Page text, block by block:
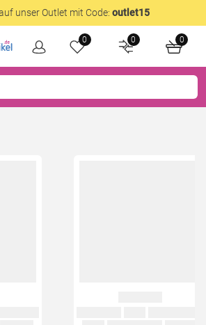
unser Outlet mit Code: outlet15
0 0 0